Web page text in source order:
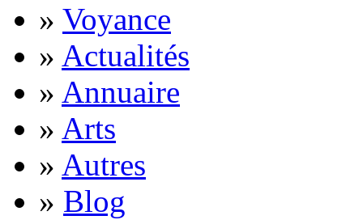
» Voyance
» Actualités
» Annuaire
» Arts
» Autres
» Blog